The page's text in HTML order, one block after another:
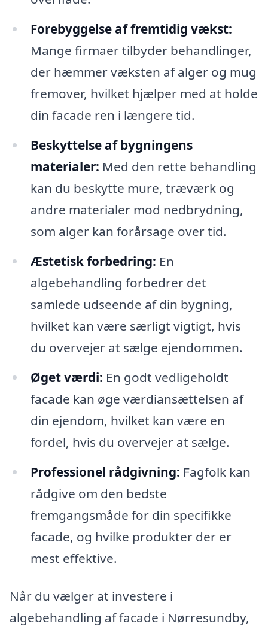
Forebyggelse af fremtidig vækst:
Mange firmaer tilbyder behandlinger,
der hæmmer væksten af alger og mug
fremover, hvilket hjælper med at holde
din facade ren i længere tid.
Beskyttelse af bygningens
materialer: Med den rette behandling
kan du beskytte mure, træværk og
andre materialer mod nedbrydning,
som alger kan forårsage over tid.
Æstetisk forbedring: En
algebehandling forbedrer det
samlede udseende af din bygning,
hvilket kan være særligt vigtigt, hvis
du overvejer at sælge ejendommen.
Øget værdi: En godt vedligeholdt
facade kan øge værdiansættelsen af
din ejendom, hvilket kan være en
fordel, hvis du overvejer at sælge.
Professionel rådgivning: Fagfolk kan
rådgive om den bedste
fremgangsmåde for din specifikke
facade, og hvilke produkter der er
mest effektive.
Når du vælger at investere i
algebehandling af facade i Nørresundby,